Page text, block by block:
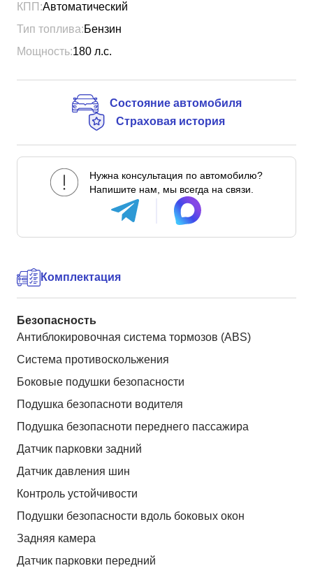
КПП:Автоматический
Тип топлива:Бензин
Мощность:180 л.с.
Состояние автомобиля
Страховая история
Нужна консультация по автомобилю?
Напишите нам, мы всегда на связи.
Комплектация
Безопасность
Антиблокировочная система тормозов (ABS)
Система противоскольжения
Боковые подушки безопасности
Подушка безопасноти водителя
Подушка безопасноти переднего пассажира
Датчик парковки задний
Датчик давления шин
Контроль устойчивости
Подушки безопасности вдоль боковых окон
Задняя камера
Датчик парковки передний